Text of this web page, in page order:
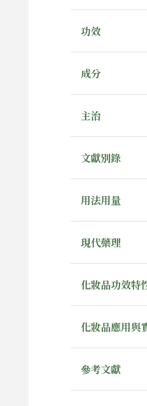
功效
成分
主治
文獻別錄
用法用量
現代藥理
化妝品功效特
化妝品應用與
參考文獻